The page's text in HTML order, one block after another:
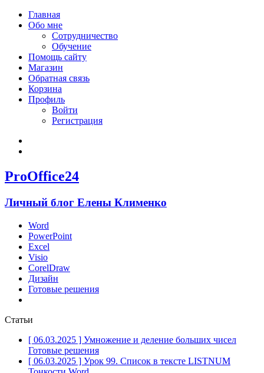
Главная
Обо мне
Сотрудничество
Обучение
Помощь сайту
Магазин
Обратная связь
Корзина
Профиль
Войти
Регистрация
ProOffice24
Личный блог Елены Клименко
Word
PowerPoint
Excel
Visio
CorelDraw
Дизайн
Готовые решения
Статьи
[ 06.03.2025 ] Умножение и деление больших чисел
Готовые решения
[ 06.03.2025 ] Урок 99. Список в тексте LISTNUM